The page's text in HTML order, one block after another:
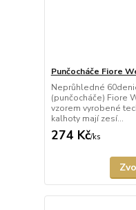
Punčocháče Fiore
Neprůhledné
(punčocháče) Fiore
vzorem vyrobené
kalhoty mají zesí...
274 Kč/ks